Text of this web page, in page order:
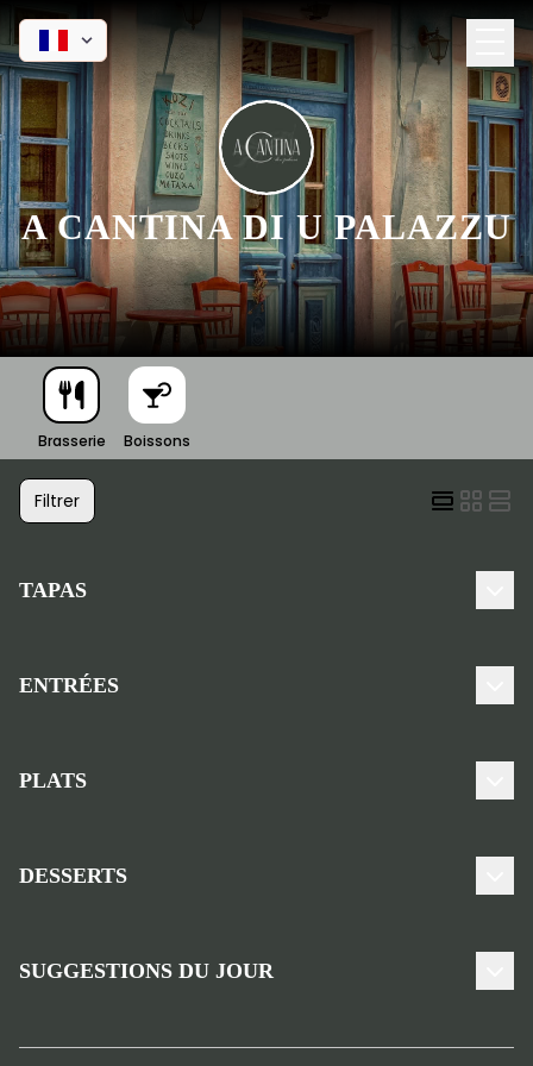
A CANTINA DI U PALAZZU
Brasserie Boissons
Filtrer
TAPAS
ENTRÉES
PLATS
DESSERTS
SUGGESTIONS DU JOUR